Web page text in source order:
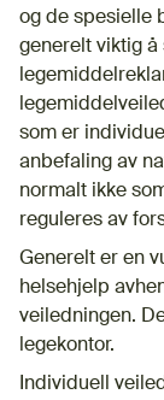
og de spesielle
generelt viktig å
som er
anbefaling av
normalt ikke
reguleres av
Generelt er en
helsehjelp
veiledningen.
legekontor.
Individuell